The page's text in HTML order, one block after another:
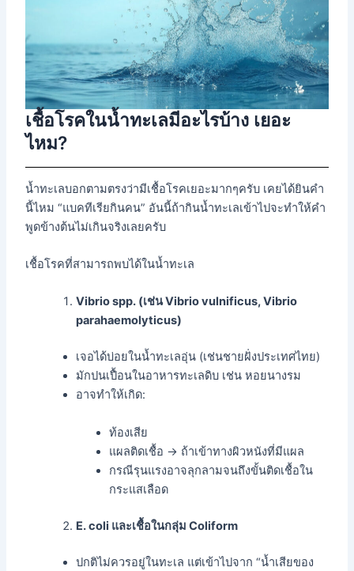
เชื้อโรคในน้ำทะเลมีอะไรบ้าง เยอะ
ไหม?
น้ำทะเลบอกตามตรงว่ามีเชื้อโรคเยอะมากๆครับ เคยได้ยินคำ
นี้ไหม “แบคทีเรียกินคน” อันนี้ถ้ากินน้ำทะเลเข้าไปจะทำให้คำ
พูดข้างต้นไม่เกินจริงเลยครับ
เชื้อโรคที่สามารถพบได้ในน้ำทะเล
Vibrio spp. (เช่น Vibrio vulnificus, Vibrio
parahaemolyticus)
เจอได้บ่อยในน้ำทะเลอุ่น (เช่นชายฝั่งประเทศไทย)
มักปนเปื้อนในอาหารทะเลดิบ เช่น หอยนางรม
อาจทำให้เกิด:
ท้องเสีย
แผลติดเชื้อ → ถ้าเข้าทางผิวหนังที่มีแผล
กรณีรุนแรงอาจลุกลามจนถึงขั้นติดเชื้อใน
กระแสเลือด
E. coli และเชื้อในกลุ่ม Coliform
ปกติไม่ควรอยู่ในทะเล แต่เข้าไปจาก “น้ำเสียของ